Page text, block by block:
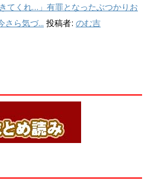
きてくれ…」有罪となったぶつかりお
さら気づ... 投稿者: のむ吉